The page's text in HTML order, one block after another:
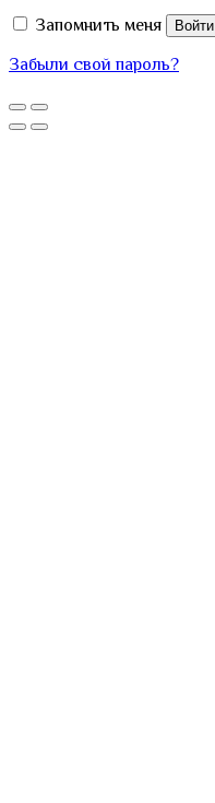
Запомнить меня Войти
Забыли свой пароль?